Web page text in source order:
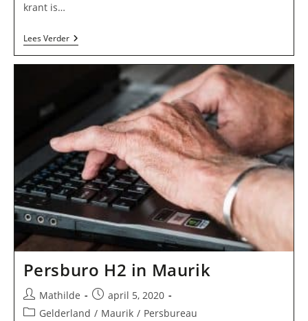
krant is…
Lees VerderHelmink
/
Persburo H2 in Maurik
Bericht
auteur:
Mathilde
Bericht
gepubliceerd
april 5, 2020
Berichtcategorie:
Gelderland / Maurik / Persbureau